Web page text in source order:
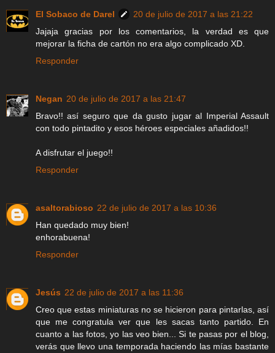
El Sobaco de Darel
20 de julio de 2017 a las 21:22
Jajaja gracias por los comentarios, la verdad es que
mejorar la ficha de cartón no era algo complicado XD.
Responder
Negan 20 de julio de 2017 a las 21:47
Bravo!! así seguro que da gusto jugar al Imperial Assault
con todo pintadito y esos héroes especiales añadidos!!
A disfrutar el juego!!
Responder
asaltorabioso 22 de julio de 2017 a las 10:36
Han quedado muy bien!
enhorabuena!
Responder
Jesús 22 de julio de 2017 a las 11:36
Creo que estas miniaturas no se hicieron para pintarlas, así
que me congratula ver que les sacas tanto partido. En
cuanto a las fotos, yo las veo bien... Si te pasas por el blog,
verás que llevo una temporada haciendo las mías bastante